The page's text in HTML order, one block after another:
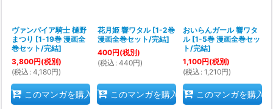
ヴァンパイア騎士 樋野
まつり [1-19巻 漫画全
巻セット/完結]
3,800円(税別)
(税込 : 4,180円)
このマンガを購入
花月姫 響ワタル [1-2巻
漫画全巻セット/完結]
400円(税別)
(税込 : 440円)
このマンガを購入
おいらんガール 響ワタ
ル [1-5巻 漫画全巻セッ
ト/完結]
1,100円(税別)
(税込 : 1,210円)
このマンガを購入